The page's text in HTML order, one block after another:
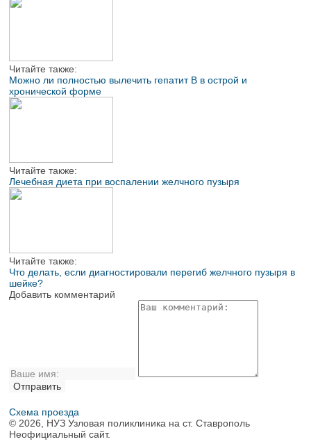
Читайте также:
Можно ли полностью вылечить гепатит В в острой и
хронической форме
Читайте также:
Лечебная диета при воспалении желчного пузыря
Читайте также:
Что делать, если диагностировали перегиб желчного пузыря в
шейке?
Добавить комментарий
Схема проезда
© 2026, НУЗ Узловая поликлиника на ст. Ставрополь
Неофициальный сайт.